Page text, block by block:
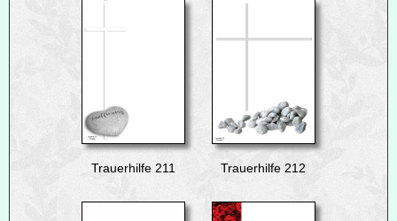
Trauerhilfe 211 Trauerhilfe 212